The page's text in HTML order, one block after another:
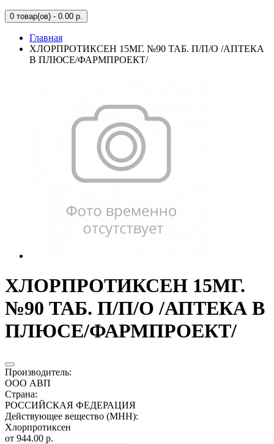
0 товар(ов) - 0.00 р.
Главная
ХЛОРПРОТИКСЕН 15МГ. №90 ТАБ. П/П/О /АПТЕКА
В ПЛЮСЕ/ФАРМПРОЕКТ/
ХЛОРПРОТИКСЕН 15МГ.
№90 ТАБ. П/П/О /АПТЕКА В
ПЛЮСЕ/ФАРМПРОЕКТ/
Производитель:
ООО АВП
Страна:
РОССИЙСКАЯ ФЕДЕРАЦИЯ
Действующее вещество (МНН):
Хлорпротиксен
от 944.00 р.